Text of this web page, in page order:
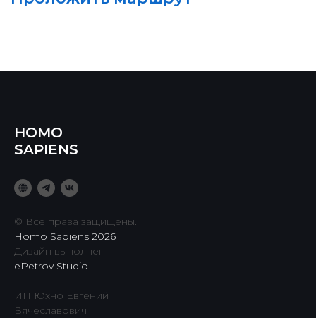
HOMO
SAPIENS
© Все права защищены.
Homo Sapiens 2026
Дизайн выполнен
ePetrov Studio
ИП Юхно Евгений
Вячеславович